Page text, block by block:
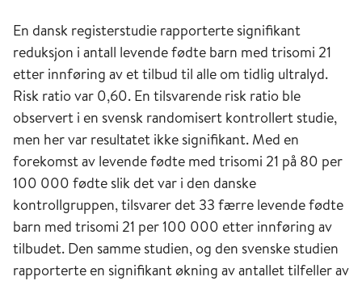
En dansk registerstudie rapporterte signifikant
reduksjon i antall levende fødte barn med trisomi 21
etter innføring av et tilbud til alle om tidlig ultralyd.
Risk ratio var 0,60. En tilsvarende risk ratio ble
observert i en svensk randomisert kontrollert studie,
men her var resultatet ikke signifikant. Med en
forekomst av levende fødte med trisomi 21 på 80 per
100 000 fødte slik det var i den danske
kontrollgruppen, tilsvarer det 33 færre levende fødte
barn med trisomi 21 per 100 000 etter innføring av
tilbudet. Den samme studien, og den svenske studien
rapporterte en signifikant økning av antallet tilfeller av